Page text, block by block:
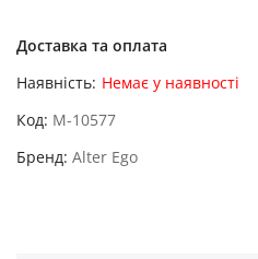
Доставка та оплата
Наявність: Немає у наявності
Код M-10577
Бренд Alter Ego